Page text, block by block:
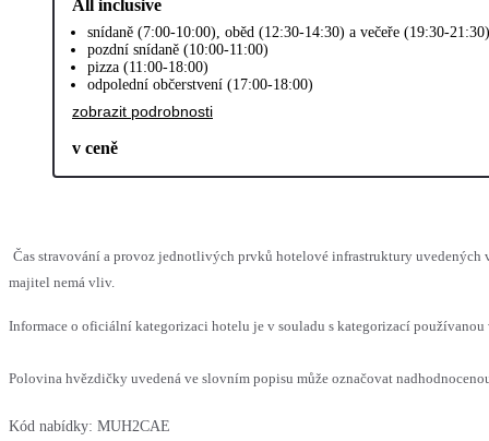
All inclusive
snídaně (7:00-10:00), oběd (12:30-14:30) a večeře (19:30-
pozdní snídaně (10:00-11:00)
pizza (11:00-18:00)
odpolední občerstvení (17:00-18:00)
zobrazit podrobnosti
v ceně
Čas stravování a provoz jednotlivých prvků hotelové infrastruktury uvedených
majitel nemá vliv.
Informace o oficiální kategorizaci hotelu je v souladu s kategorizací
Polovina hvězdičky uvedená ve slovním popisu může označovat
Kód nabídky: MUH2CAE